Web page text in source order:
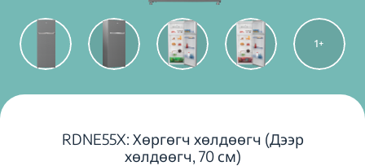
1
RDNE55X: Хөргөгч хөлдөөгч (Дээр
хөлдөөгч, 70 см)